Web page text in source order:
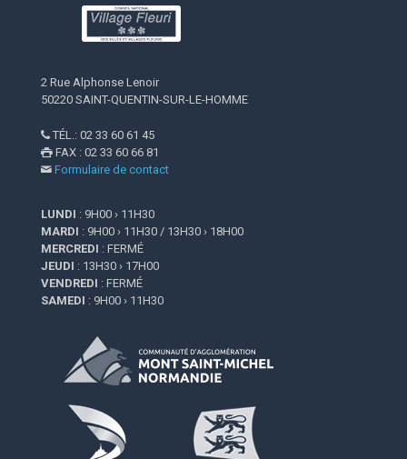
2 Rue Alphonse Lenoir
50220 SAINT-QUENTIN-SUR-LE-HOMME
 TÉL.: 02 33 60 61 45
 FAX : 02 33 60 66 81
 Formulaire de contact
LUNDI : 9H00 › 11H30
MARDI : 9H00 › 11H30 / 13H30 › 18H00
MERCREDI : FERMÉ
JEUDI : 13H30 › 17H00
VENDREDI : FERMÉ
SAMEDI : 9H00 › 11H30